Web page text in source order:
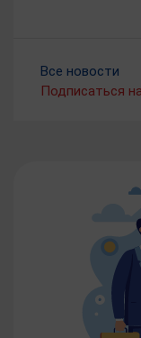
Все новости
Подписаться